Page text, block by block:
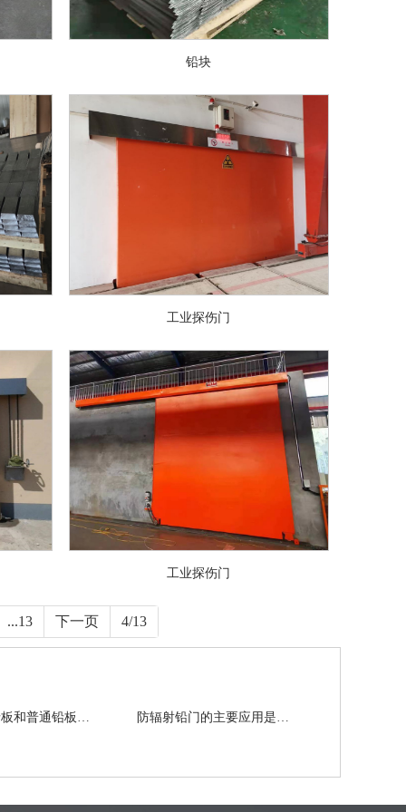
铅块
工业探伤门
工业探伤门
...13 下一页 4/13
简述医用铅板和普通铅板的区别都有哪些 防辐射铅门的主要应用是怎样的